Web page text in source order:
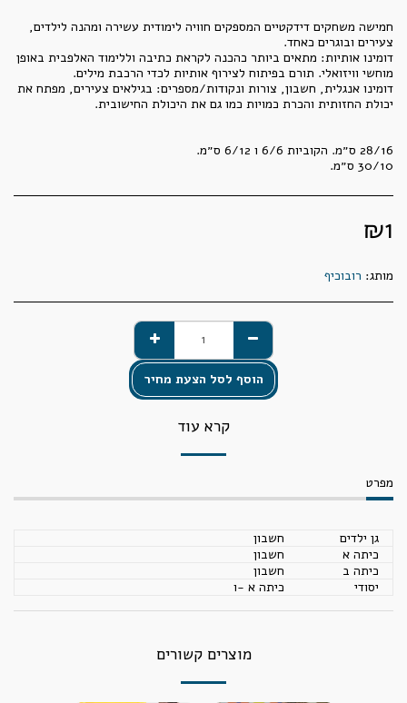
חמישה משחקים דידקטיים המספקים חוויה לימודית עשירה ומהנה לילדים,
דומינו אותיות: מתאים ביותר כהכנה לקראת כתיבה וללימוד האלפבית באופן
דומינו אנגלית, חשבון, צורות ונקודות/מספרים: בגילאים צעירים, מפתח את
30/10 ס״מ.
₪1
מותג: רובוכיף
הוסף לסל הצעת מחיר
קרא עוד
מפרט
גן ילדים
חשבון
כיתה א
חשבון
כיתה ב
חשבון
יסודי
כיתה א -ו
מוצרים קשורים